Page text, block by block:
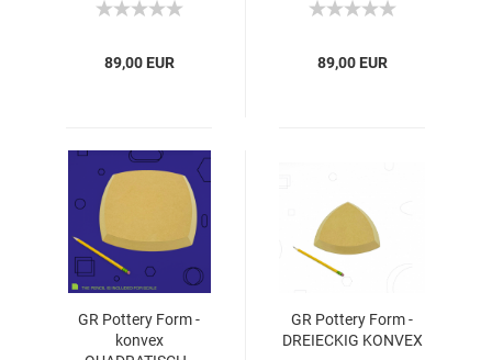
89,00 EUR 89,00 EUR
GR Pottery Form -
konvex
GR Pottery Form -
DREIECKIG KONVEX